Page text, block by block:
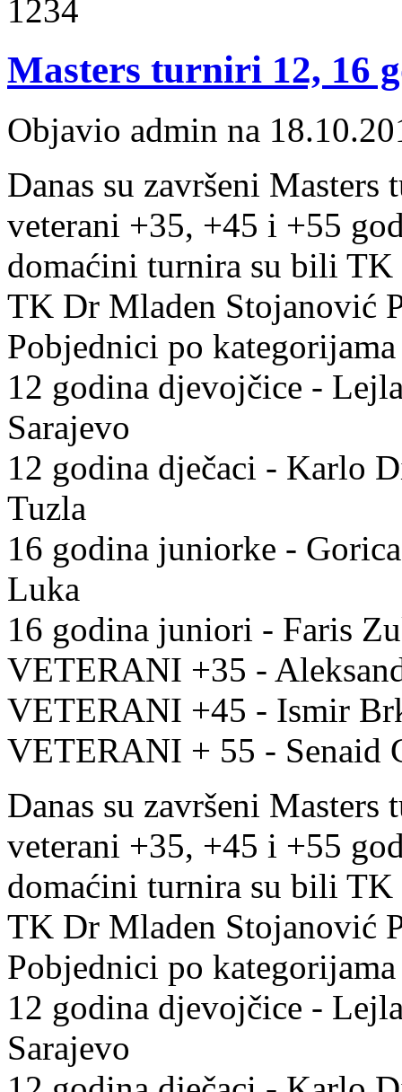
1234
Masters turniri 12, 16
Objavio admin na
Danas su završeni
veterani +35, +45 i +55
domaćini turnira su bili
TK Dr Mladen Stojanović
Pobjednici po
12 godina djevojčice -
Sarajevo
12 godina dječaci - Karlo
Tuzla
16 godina juniorke -
Luka
16 godina juniori - Faris
VETERANI +35 -
VETERANI +45 - Ismir
VETERANI + 55 - Senaid
Danas su završeni
veterani +35, +45 i +55
domaćini turnira su bili
TK Dr Mladen Stojanović
Pobjednici po
12 godina djevojčice -
Sarajevo